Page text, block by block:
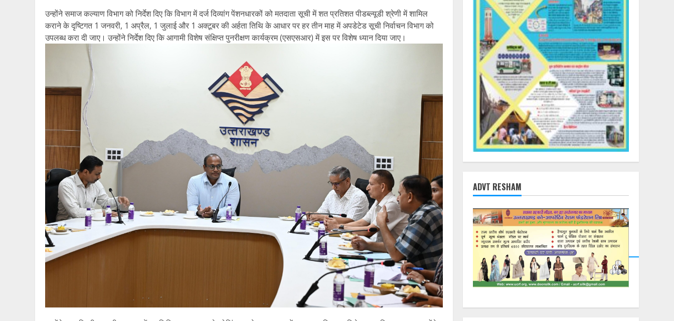
उन्होंने समाज कल्याण विभाग को निर्देश दिए कि विभाग में दर्ज दिव्यांग पेंशनधारकों को मतदाता सूची में शत प्रतिशत पीडब्ल्यूडी श्रेणी में शामिल
कराने के दृष्टिगत 1 जनवरी, 1 अप्रैल, 1 जुलाई और 1 अक्टूबर की अर्हता तिथि के आधार पर हर तीन माह में अपडेटेड सूची निर्वाचन विभाग को
उपलब्ध करा दी जाए। उन्होंने निर्देश दिए कि आगामी विशेष संक्षिप्त पुनरीक्षण कार्यक्रम (एसएसआर) में इस पर विशेष ध्यान दिया जाए।
ADVT RESHAM
DearFlip: Loading
PDF 23% ...